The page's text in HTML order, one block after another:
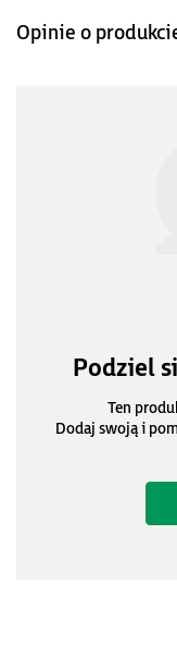
Opinie o
Podziel
Ten
Dodaj swoją i